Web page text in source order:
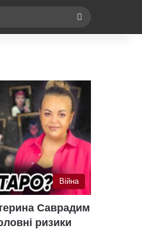
Війна
Саврадим
ризики